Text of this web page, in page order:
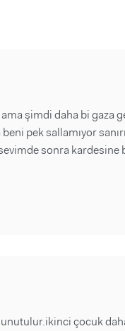
şimdi daha bi gaza
pek sallamıyor
sonra kardesine
çocuk